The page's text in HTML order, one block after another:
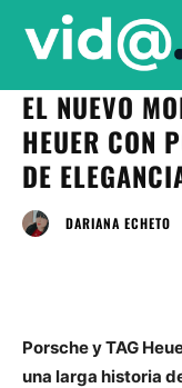
EL NUEVO
HEUER CON
DE
DARIANA ECHETO
Porsche y TAG
una larga historia